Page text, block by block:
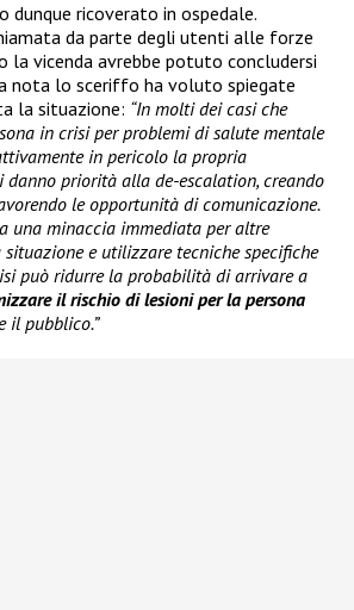
dunque ricoverato in ospedale.
da parte degli utenti alle forze
la vicenda avrebbe potuto concludersi
nota lo sceriffo ha voluto spiegate
la situazione: “In molti dei casi che
in crisi per problemi di salute mentale
in pericolo la propria
priorità alla de-escalation, creando
le opportunità di comunicazione.
una minaccia immediata per altre
situazione e utilizzare tecniche specifiche
può ridurre la probabilità di arrivare a
il rischio di lesioni per la persona
il pubblico.”